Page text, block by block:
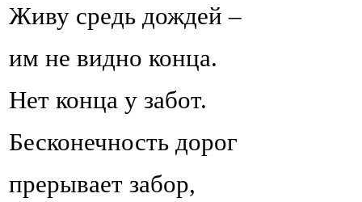
Живу средь дождей –
им не видно конца.
Нет конца у забот.
Бесконечность дорог
прерывает забор,